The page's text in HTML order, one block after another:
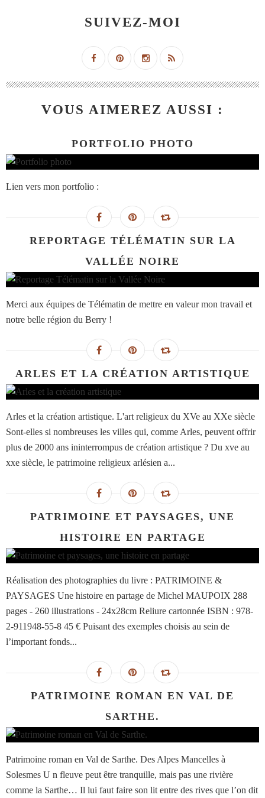
SUIVEZ-MOI
VOUS AIMEREZ AUSSI :
PORTFOLIO PHOTO
Lien vers mon portfolio :
REPORTAGE TÉLÉMATIN SUR LA
VALLÉE NOIRE
Merci aux équipes de Télématin de mettre en valeur mon travail et
notre belle région du Berry !
ARLES ET LA CRÉATION ARTISTIQUE
Arles et la création artistique. L'art religieux du XVe au XXe siècle
Sont-elles si nombreuses les villes qui, comme Arles, peuvent offrir
plus de 2000 ans ininterrompus de création artistique ? Du xve au
xxe siècle, le patrimoine religieux arlésien a...
PATRIMOINE ET PAYSAGES, UNE
HISTOIRE EN PARTAGE
Réalisation des photographies du livre : PATRIMOINE &
PAYSAGES Une histoire en partage de Michel MAUPOIX 288
pages - 260 illustrations - 24x28cm Reliure cartonnée ISBN : 978-
2-911948-55-8 45 € Puisant des exemples choisis au sein de
l’important fonds...
PATRIMOINE ROMAN EN VAL DE
SARTHE.
Patrimoine roman en Val de Sarthe. Des Alpes Mancelles à
Solesmes U n fleuve peut être tranquille, mais pas une rivière
comme la Sarthe… Il lui faut faire son lit entre des rives que l’on dit